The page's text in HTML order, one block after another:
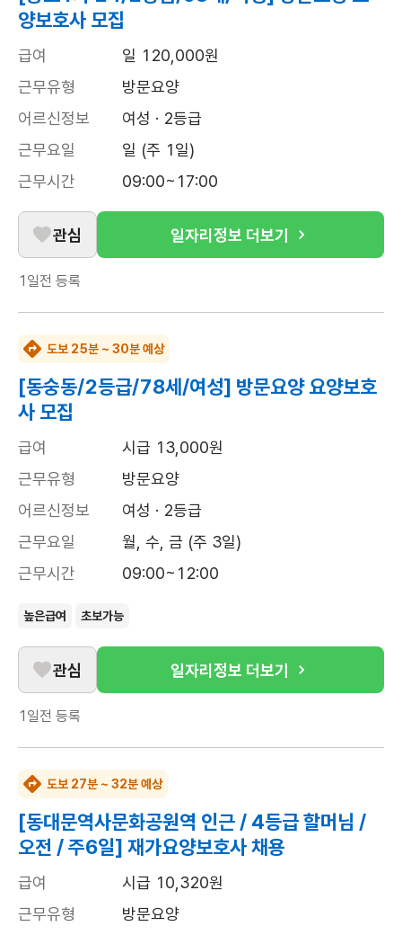
양보호사 모집
급여
일 120,000원
근무유형
방문요양
어르신정보
여성 · 2등급
근무요일
일 (주 1일)
근무시간
09:00~17:00
관심 일자리정보 더보기
1일전 등록
도보 25분 ~ 30분 예상
[동숭동/2등급/78세/여성] 방문요양 요양보호
사 모집
급여
시급 13,000원
근무유형
방문요양
어르신정보
여성 · 2등급
근무요일
월, 수, 금 (주 3일)
근무시간
09:00~12:00
높은급여 초보가능
관심 일자리정보 더보기
1일전 등록
도보 27분 ~ 32분 예상
[동대문역사문화공원역 인근 / 4등급 할머님 /
오전 / 주6일] 재가요양보호사 채용
급여
시급 10,320원
근무유형
방문요양